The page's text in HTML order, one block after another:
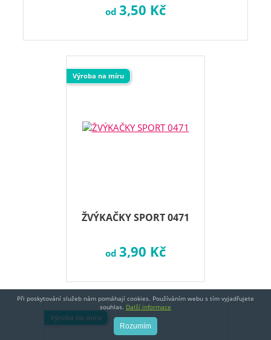
od 3,50 Kč
ŽVÝKAČKY SPORT 0471
Výroba na míru
od 3,90 Kč
Výroba na míru
Při poskytování služeb nám pomáhají cookies. Používáním webu s tím vyjadřujete
souhlas. Další informace
Rozumím